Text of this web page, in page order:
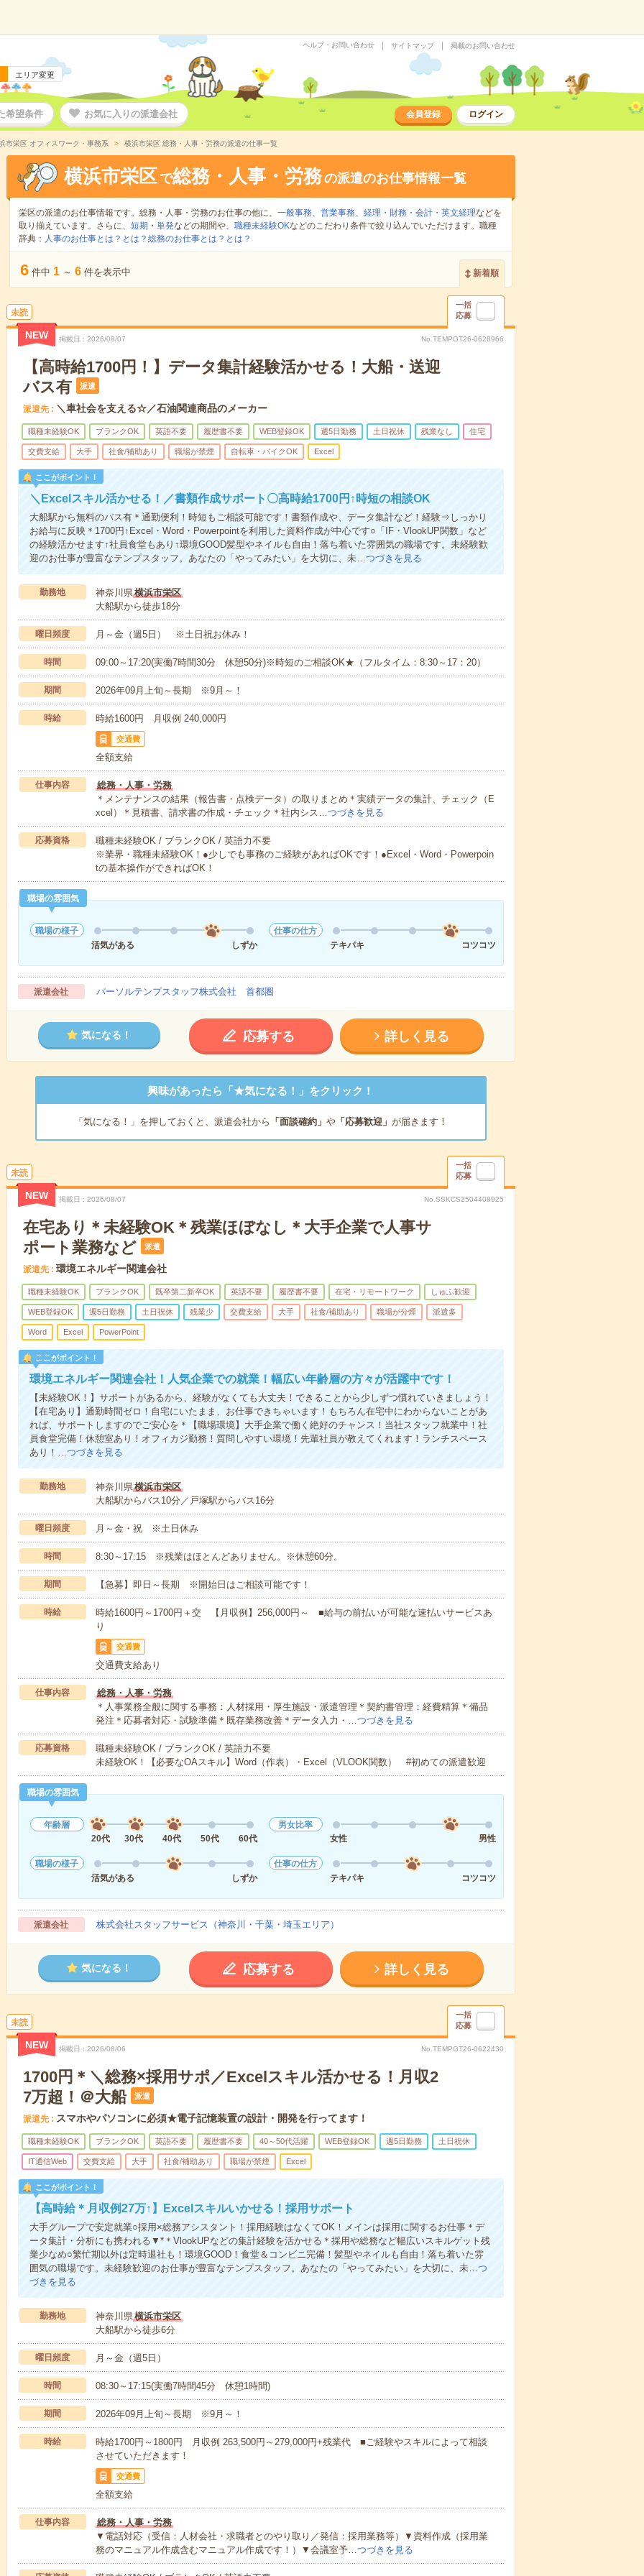
エリア変更
ヘルプ・お問い合わせ サイトマップ 掲載のお問い合わせ
希望条件 お気に入りの派遣会社 会員登録 ログイン
市栄区 オフィスワーク・事務系 横浜市栄区 総務・人事・労務の派遣の仕事一覧
横浜市栄区 で総務・人事・労務の派遣のお仕事情報一覧
栄区の派遣のお仕事情報です。総務・人事・労務のお仕事の他に、 一般事務、 営業事務、 経理・財務・会計・英文経理などを
取り揃えています。さらに、 短期 ・ 単発などの期間や、 職種未経験OKなどのこだわり条件で絞り込んでいただけます。職種
辞典： 人事のお仕事とは？とは？ 総務のお仕事とは？とは？
6 件中 1 ～ 6 件を表示中 新着順
未読
一括
応募
NEW 掲載日 2026/08/07 No.TEMPGT26-0628966
【高時給1700円！】データ集計経験活かせる！大船・送迎
バス有
派遣
派遣先 ＼車社会を支える☆／石油関連商品のメーカー
職種未経験OK ブランクOK 英語不要 履歴書不要 WEB登録OK 週5日勤務 土日祝休 残業なし 住宅
交費支給 大手 社食/補助あり 職場が禁煙 自転車・バイクOK Excel
ここがポイント！
＼Excelスキル活かせる！／書類作成サポート〇高時給1700円↑時短の相談OK
大船駅から無料のバス有＊通勤便利！時短もご相談可能です！書類作成や、データ集計など！経験⇒しっかり
お給与に反映＊1700円↑Excel・Word・Powerpointを利用した資料作成が中心です○「IF・VlookUP関数」など
の経験活かせます↑社員食堂もあり↑環境GOOD髪型やネイルも自由！落ち着いた雰囲気の職場です。未経験歓
迎のお仕事が豊富なテンプスタッフ。あなたの「やってみたい」を大切に、未…つづきを見る
勤務地 神奈川県横浜市栄区
大船駅から徒歩18分
曜日頻度 月～金（週5日） ※土日祝お休み！
時間 09:00～17:20(実働7時間30分 休憩50分)※時短のご相談OK★（フルタイム：8:30～17：20）
期間 2026年09月上旬～長期 ※9月～！
時給 時給1600円 月収例 240,000円
交通費
全額支給
仕事内容
総務・人事・労務
＊メンテナンスの結果（報告書・点検データ）の取りまとめ＊実績データの集計、チェック（E
xcel）＊見積書、請求書の作成・チェック＊社内シス…つづきを見る
応募資格
職種未経験OK / ブランクOK / 英語力不要
※業界・職種未経験OK！●少しでも事務のご経験があればOKです！●Excel・Word・Powerpoin
tの基本操作ができればOK！
職場の雰囲気
職場の様子
活気がある
しずか
仕事の仕方
テキパキ
コツコツ
派遣会社 パーソルテンプスタッフ株式会社 首都圏
気になる！ 応募する 詳しく見る
興味があったら「★気になる！」をクリック！
「気になる！」を押しておくと、派遣会社から 「面談確約」 や「応募歓迎」 が届きます！
未読
一括
応募
NEW 掲載日 2026/08/07 No.SSKCS2504408925
在宅あり＊未経験OK＊残業ほぼなし＊大手企業で人事サ
ポート業務など
派遣
派遣先 環境エネルギー関連会社
職種未経験OK ブランクOK 既卒第二新卒OK 英語不要 履歴書不要 在宅・リモートワーク しゅふ歓迎
WEB登録OK 週5日勤務 土日祝休 残業少 交費支給 大手 社食/補助あり 職場が分煙 派遣多
Word Excel PowerPoint
ここがポイント！
環境エネルギー関連会社！人気企業での就業！幅広い年齢層の方々が活躍中です！
【未経験OK！】サポートがあるから、経験がなくても大丈夫！できることから少しずつ慣れていきましょう！
【在宅あり】通勤時間ゼロ！自宅にいたまま、お仕事できちゃいます！もちろん在宅中にわからないことがあ
れば、サポートしますのでご安心を＊【職場環境】大手企業で働く絶好のチャンス！当社スタッフ就業中！社
員食堂完備！休憩室あり！オフィカジ勤務！質問しやすい環境！先輩社員が教えてくれます！ランチスペース
あり！… つづきを見る
勤務地 神奈川県横浜市栄区
大船駅からバス10分／戸塚駅からバス16分
曜日頻度 月～金・祝 ※土日休み
時間 8:30～17:15 ※残業はほとんどありません。※休憩60分。
期間 【急募】即日～長期 ※開始日はご相談可能です！
時給
時給1600円～1700円＋交 【月収例】256,000円～ ■給与の前払いが可能な速払いサービスあ
り
交通費
交通費支給あり
仕事内容
総務・人事・労務
＊人事業務全般に関する事務：人材採用・厚生施設・派遣管理＊契約書管理：経費精算＊備品
発注＊応募者対応・試験準備＊既存業務改善＊データ入力・… つづきを見る
応募資格
職種未経験OK / ブランクOK / 英語力不要
未経験OK！【必要なOAスキル】Word（作表）・Excel（VLOOK関数） #初めての派遣歓迎
職場の雰囲気
年齢層
20代
30代 40代 50代 60代
男女比率
女性
男性
職場の様子
活気がある
しずか
仕事の仕方
テキパキ
コツコツ
派遣会社 株式会社スタッフサービス（神奈川・千葉・埼玉エリア）
気になる！ 応募する 詳しく見る
未読
一括
応募
NEW 掲載日 2026/08/06 No.TEMPGT26-0622430
1700円＊＼総務×採用サポ／Excelスキル活かせる！月収2
7万超！＠大船
派遣
派遣先 スマホやパソコンに必須★電子記憶装置の設計・開発を行ってます！
職種未経験OK ブランクOK 英語不要 履歴書不要 40～50代活躍 WEB登録OK 週5日勤務 土日祝休
IT通信Web 交費支給 大手 社食/補助あり 職場が禁煙 Excel
ここがポイント！
【高時給＊月収例27万↑】Excelスキルいかせる！採用サポート
大手グループで安定就業○採用×総務アシスタント！採用経験はなくてOK！メインは採用に関するお仕事＊デ
ータ集計・分析にも携われる▼*＊VlookUPなどの集計経験を活かせる＊採用や総務など幅広いスキルゲット残
業少なめ○繁忙期以外は定時退社も！環境GOOD！食堂＆コンビニ完備！髪型やネイルも自由！落ち着いた雰
囲気の職場です。未経験歓迎のお仕事が豊富なテンプスタッフ。あなたの「やってみたい」を大切に、未… つ
づきを見る
勤務地 神奈川県 横浜市栄区
大船駅から徒歩6分
曜日頻度 月～金（週5日）
時間 08:30～17:15(実働7時間45分 休憩1時間)
期間 2026年09月上旬～長期 ※9月～！
時給
時給1700円～1800円 月収例 263,500円～279,000円+残業代 ■ご経験やスキルによって相談
させていただきます！
交通費
全額支給
仕事内容
総務・人事・労務
▼電話対応（受信：人材会社・求職者とのやり取り／発信：採用業務等）▼資料作成（採用業
務のマニュアル作成含むマニュアル作成です！）▼会議室予… つづきを見る